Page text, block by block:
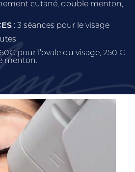
cutané, double menton,
: 3 séances pour le visage
pour l’ovale du visage, 250 €
menton.